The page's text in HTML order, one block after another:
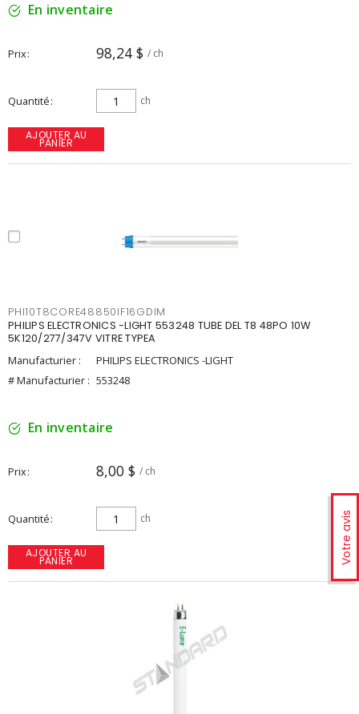
Votre avis
En inventaire
Prix 98,24 $ / ch
Quantité ch
AJOUTER AU
PANIER
PHI10T8CORE48850IF16GDIM
PHILIPS ELECTRONICS -LIGHT 553248 TUBE DEL T8 48PO 10W
5K120/277/347V VITRE TYPEA
Manufacturier :
PHILIPS ELECTRONICS -LIGHT
# Manufacturier : 553248
En inventaire
Prix 8,00 $ / ch
Quantité ch
AJOUTER AU
PANIER